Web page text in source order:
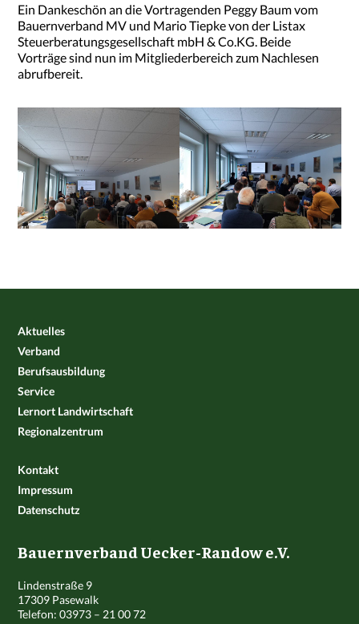
Ein Dankeschön an die Vortragenden Peggy Baum vom
Bauernverband MV und Mario Tiepke von der Listax
Steuerberatungsgesellschaft mbH & Co.KG. Beide
Vorträge sind nun im Mitgliederbereich zum Nachlesen
abrufbereit.
Aktuelles
Verband
Berufsausbildung
Service
Lernort Landwirtschaft
Regionalzentrum
Kontakt
Impressum
Datenschutz
Bauernverband Uecker-Randow e.V.
Lindenstraße 9
17309 Pasewalk
Telefon: 03973 – 21 00 72